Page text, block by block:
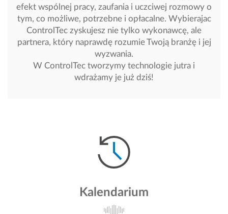
efekt wspólnej pracy, zaufania i uczciwej rozmowy o
tym, co możliwe, potrzebne i opłacalne. Wybierajac
ControlTec zyskujesz nie tylko wykonawcę, ale
partnera, który naprawdę rozumie Twoją branżę i jej
wyzwania.
W ControlTec tworzymy technologie jutra i
wdrażamy je już dziś!
Kalendarium